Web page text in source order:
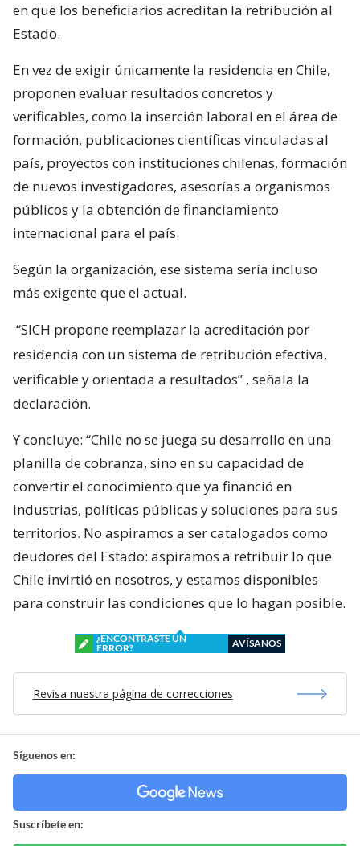
en que los beneficiarios acreditan la retribución al
Estado.
En vez de exigir únicamente la residencia en Chile,
proponen evaluar resultados concretos y
verificables, como la inserción laboral en el área de
formación, publicaciones científicas vinculadas al
país, proyectos con instituciones chilenas, formación
de nuevos investigadores, asesorías a organismos
públicos y la obtención de financiamiento
internacional para el país.
Según la organización, ese sistema sería incluso
más exigente que el actual.
“SICH propone reemplazar la acreditación por
residencia con un sistema de retribución efectiva,
verificable y orientada a resultados” , señala la
declaración.
Y concluye: “Chile no se juega su desarrollo en una
planilla de cobranza, sino en su capacidad de
convertir el conocimiento que ya financió en
industrias, políticas públicas y soluciones para sus
territorios. No aspiramos a ser catalogados como
deudores del Estado: aspiramos a retribuir lo que
Chile invirtió en nosotros, y estamos disponibles
para construir las condiciones que lo hagan posible.
¿ENCONTRASTE UN
ERROR?
AVÍSANOS
Revisa nuestra página de correcciones
Síguenos en:
Suscríbete en: